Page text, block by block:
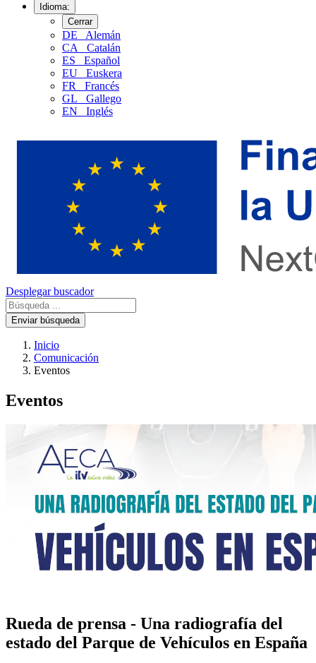
Idioma:
Cerrar
DE
Alemán
CA
Catalán
ES
Español
EU
Euskera
FR
Francés
GL
Gallego
EN
Inglés
Desplegar buscador
Enviar búsqueda
Inicio
Comunicación
Eventos
Eventos
Rueda de prensa - Una radiografía del
estado del Parque de Vehículos en España